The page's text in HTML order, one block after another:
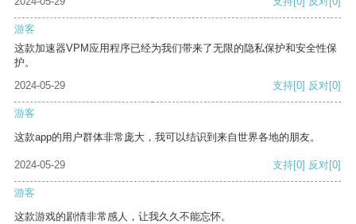
游客
这款加速器VPM应用程序已经为我们带来了无限的隐私保护和安全性保
护。
2024-05-29
支持[0] 反对[0]
游客
这款app的用户群体非常庞大，我可以结识到来自世界各地的朋友。
2024-05-29 支持[0] 反对[0]
游客
这款游戏的剧情非常感人，让我久久不能忘怀。